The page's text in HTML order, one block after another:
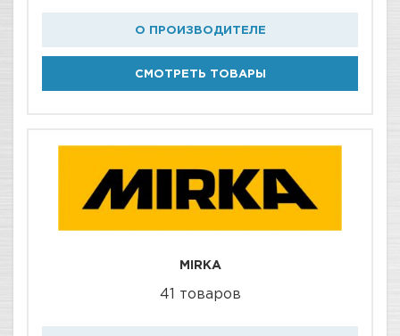
О ПРОИЗВОДИТЕЛЕ
СМОТРЕТЬ ТОВАРЫ
MIRKA
41 товаров